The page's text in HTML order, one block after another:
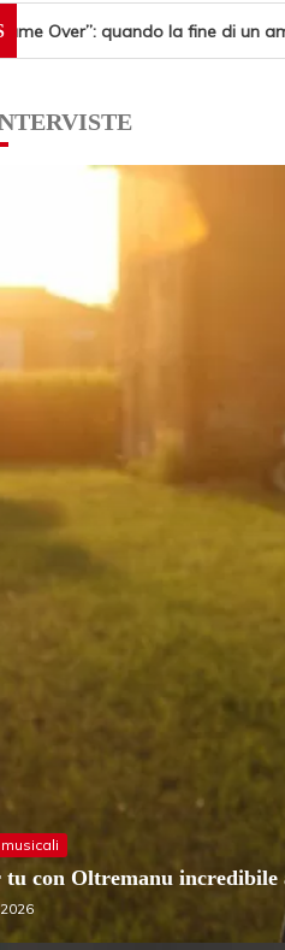
Over”: quando la fine di un
con Santelmo eccezionale
Time” è il nuovo singolo di Dose
online il videoclip di “Ghost of
tu con Oltremanu incredibile